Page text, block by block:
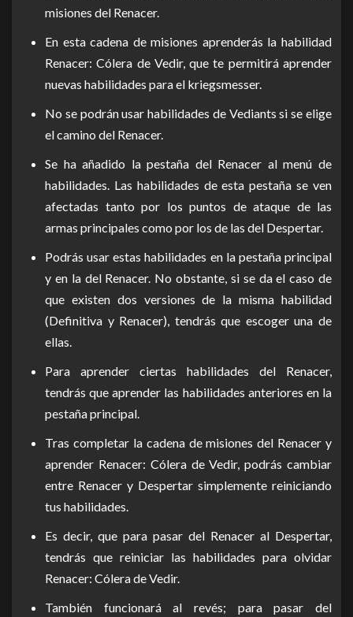
misiones del Renacer.
En esta cadena de misiones aprenderás la habilidad
Renacer: Cólera de Vedir, que te permitirá aprender
nuevas habilidades para el kriegsmesser.
No se podrán usar habilidades de Vediants si se elige
el camino del Renacer.
Se ha añadido la pestaña del Renacer al menú de
habilidades. Las habilidades de esta pestaña se ven
afectadas tanto por los puntos de ataque de las
armas principales como por los de las del Despertar.
Podrás usar estas habilidades en la pestaña principal
y en la del Renacer. No obstante, si se da el caso de
que existen dos versiones de la misma habilidad
(Definitiva y Renacer), tendrás que escoger una de
ellas.
Para aprender ciertas habilidades del Renacer,
tendrás que aprender las habilidades anteriores en la
pestaña principal.
Tras completar la cadena de misiones del Renacer y
aprender Renacer: Cólera de Vedir, podrás cambiar
entre Renacer y Despertar simplemente reiniciando
tus habilidades.
Es decir, que para pasar del Renacer al Despertar,
tendrás que reiniciar las habilidades para olvidar
Renacer: Cólera de Vedir.
También funcionará al revés; para pasar del